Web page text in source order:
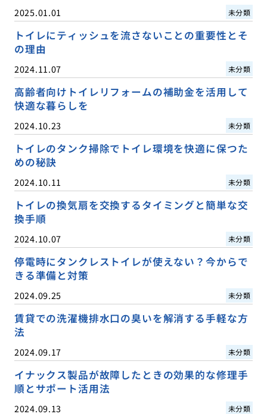
2025.01.01 未分類
トイレにティッシュを流さないことの重要性とそ
の理由
2024.11.07 未分類
高齢者向けトイレリフォームの補助金を活用して
快適な暮らしを
2024.10.23 未分類
トイレのタンク掃除でトイレ環境を快適に保つた
めの秘訣
2024.10.11 未分類
トイレの換気扇を交換するタイミングと簡単な交
換手順
2024.10.07 未分類
停電時にタンクレストイレが使えない？今からで
きる準備と対策
2024.09.25 未分類
賃貸での洗濯機排水口の臭いを解消する手軽な方
法
2024.09.17 未分類
イナックス製品が故障したときの効果的な修理手
順とサポート活用法
2024.09.13 未分類